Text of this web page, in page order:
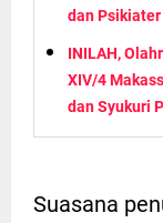
dan Psikiater
INILAH,
XIV/4
dan Syukuri
Suasana